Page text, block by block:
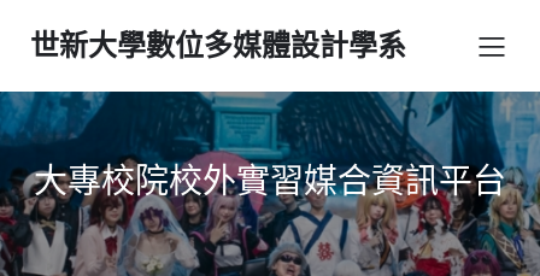
世新大學數位多媒體設計學系
大專校院校外實習媒合資訊平台